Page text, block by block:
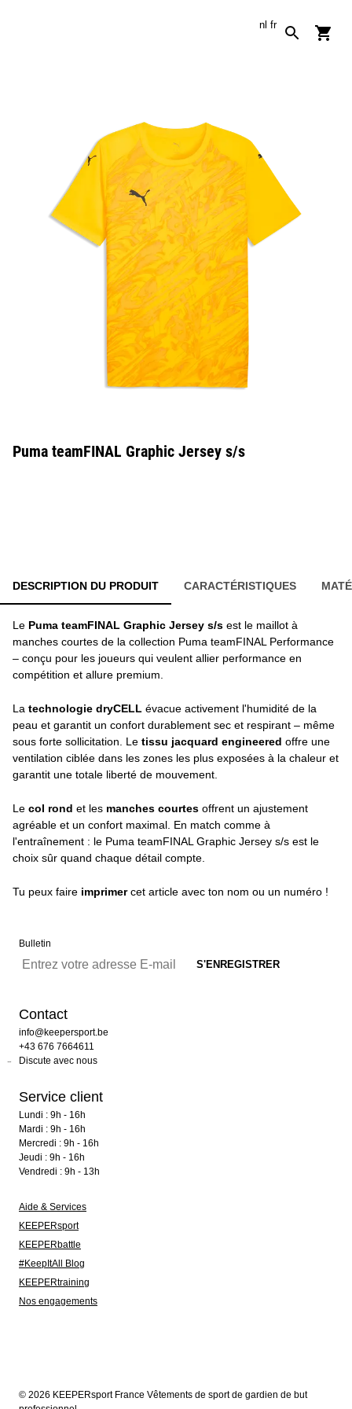
nl fr
Puma teamFINAL Graphic Jersey s/s
DESCRIPTION DU PRODUIT CARACTÉRISTIQUES
Le Puma teamFINAL Graphic Jersey s/s est le maillot à
manches courtes de la collection Puma teamFINAL Performance
– conçu pour les joueurs qui veulent allier performance en
compétition et allure premium.
La technologie dryCELL évacue activement l'humidité de la
peau et garantit un confort durablement sec et respirant – même
sous forte sollicitation. Le tissu jacquard engineered offre une
ventilation ciblée dans les zones les plus exposées à la chaleur et
garantit une totale liberté de mouvement.
Le col rond et les manches courtes offrent un ajustement
agréable et un confort maximal. En match comme à
l'entraînement : le Puma teamFINAL Graphic Jersey s/s est le
choix sûr quand chaque détail compte.
Tu peux faire imprimercet article avec ton nom ou un numéro !
Bulletin
Contact
info@keepersport.be
+43 676 7664611
Discute avec nous
Service client
Lundi : 9h - 16h
Mardi : 9h - 16h
Mercredi : 9h - 16h
Jeudi : 9h - 16h
Vendredi : 9h - 13h
Aide & Services
KEEPERsport
KEEPERbattle
#KeepItAll Blog
KEEPERtraining
Nos engagements
© 2026 KEEPERsport France Vêtements de sport de gardien de but